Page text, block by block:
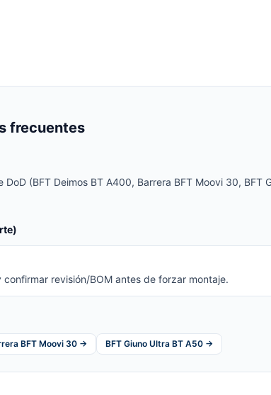
frecuentes
(BFT Deimos BT A400, Barrera BFT Moovi 30,
revisión/BOM antes de forzar montaje.
BFT Moovi 30 → BFT Giuno Ultra BT A50 →